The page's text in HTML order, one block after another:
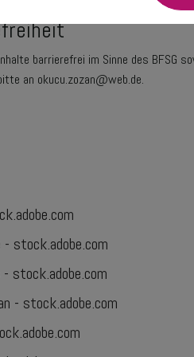
barrierefrei im Sinne des BFSG
an okucu.zozan@web.de.
- stock.adobe.com